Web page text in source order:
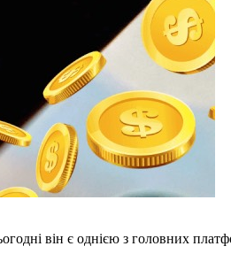
він є однією з головних